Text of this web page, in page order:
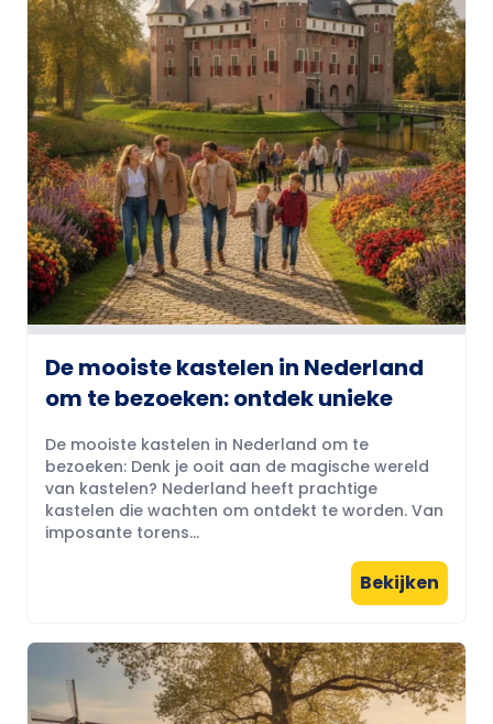
De mooiste kastelen in Nederland
om te bezoeken: ontdek unieke
De mooiste kastelen in Nederland om te
bezoeken: Denk je ooit aan de magische wereld
van kastelen? Nederland heeft prachtige
kastelen die wachten om ontdekt te worden. Van
imposante torens...
Bekijken